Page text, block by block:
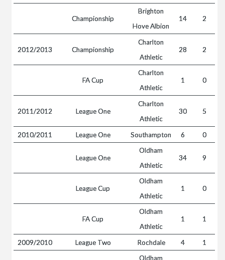
Championship
Brighton
Hove Albion
14 2
2012/2013 Championship
Charlton
Athletic
28 2
FA Cup
Charlton
Athletic
1 0
2011/2012 League One
Charlton
Athletic
30 5
2010/2011 League One Southampton 6 0
League One
Oldham
Athletic
34 9
League Cup
Oldham
Athletic
1 0
FA Cup
Oldham
Athletic
1 1
2009/2010 League Two Rochdale 4
1
Oldham